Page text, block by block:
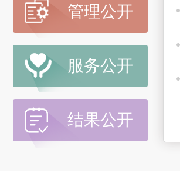
管理公开
服务公开
结果公开